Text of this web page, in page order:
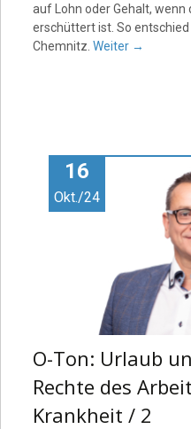
auf Lohn oder Gehalt,
erschüttert ist. So
Chemnitz. Weiter →
16
Okt./24
O-Ton: Urlaub
Rechte des
Krankheit / 2